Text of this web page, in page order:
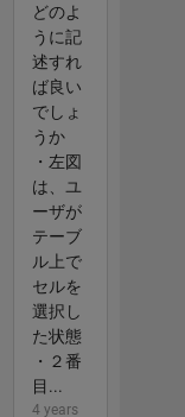
どのよ
うに記
述すれ
ば良い
でしょ
うか
・左図
は、ユ
ーザが
テーブ
ル上で
セルを
選択し
た状態
・２番
目...
4 years